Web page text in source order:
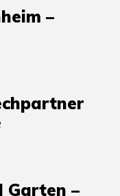
–
Garten –